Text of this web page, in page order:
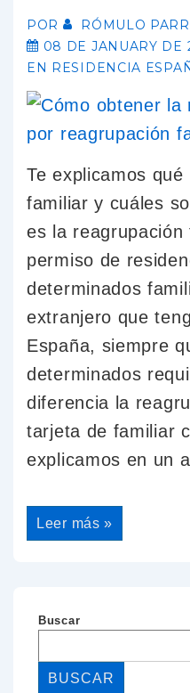
POR RÓMULO
08 DE JANUARY DE
EN RESIDENCIA
Te explicamos
familiar y cuáles
es la reagrupación
permiso de
determinados
extranjero que
España, siempre
determinados
diferencia la
tarjeta de familiar
explicamos en un
obtener
la
reagrupación
familiar
Leer más »
Buscar
BUSCAR